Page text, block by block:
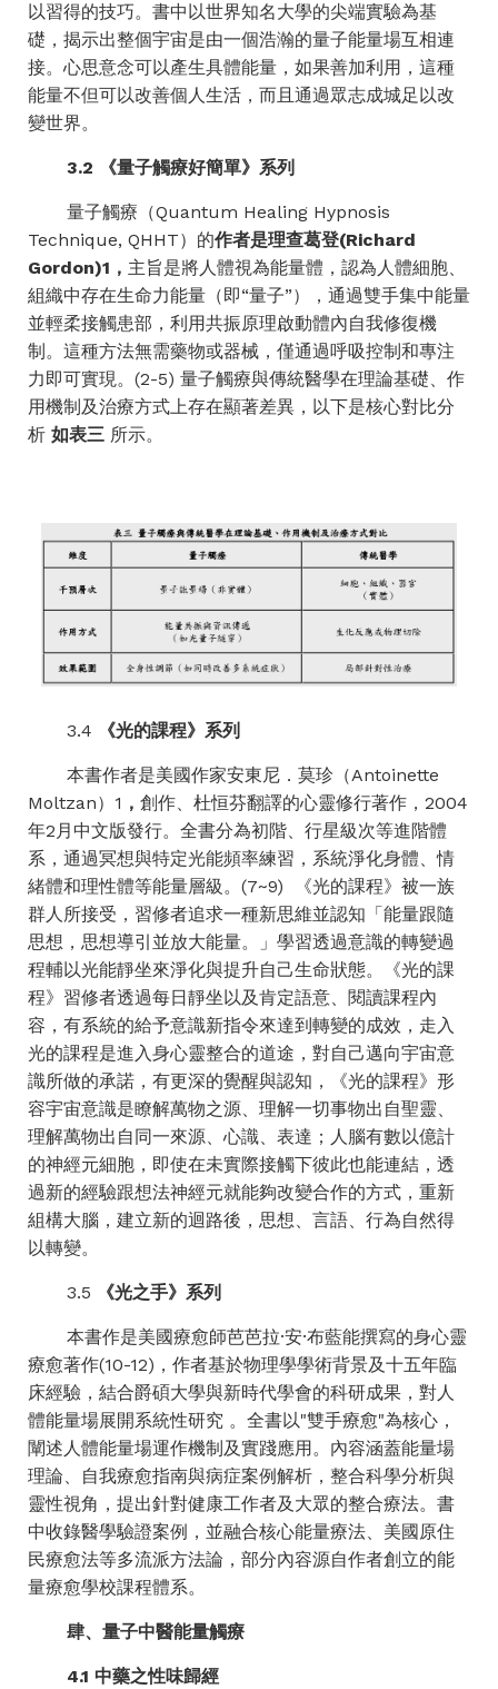
以習得的技巧。書中以世界知名大學的尖端實驗為基
礎，揭示出整個宇宙是由一個浩瀚的量子能量場互相連
接。心思意念可以產生具體能量，如果善加利用，這種
能量不但可以改善個人生活，而且通過眾志成城足以改
變世界。
3.2 《量子觸療好簡單》系列
量子觸療（Quantum Healing Hypnosis
Technique, QHHT）的作者是理查葛登(Richard
Gordon)1 ， 主旨是將人體視為能量體，認為人體細胞、
組織中存在生命力能量（即“量子”），通過雙手集中能量
並輕柔接觸患部，利用共振原理啟動體內自我修復機
制。這種方法無需藥物或器械，僅通過呼吸控制和專注
力即可實現。(2-5) 量子觸療與傳統醫學在理論基礎、作
用機制及治療方式上存在顯著差異，以下是核心對比分
析 如表三 所示。
3.4 《光的課程》系列
本書作者是美國作家安東尼．莫珍（Antoinette
Moltzan）1 ， 創作、杜恒芬翻譯的心靈修行著作，2004
年2月中文版發行。全書分為初階、行星級次等進階體
系，通過冥想與特定光能頻率練習，系統淨化身體、情
緒體和理性體等能量層級。(7~9) 《光的課程》被一族
群人所接受，習修者追求一種新思維並認知「能量跟隨
思想，思想導引並放大能量。」學習透過意識的轉變過
程輔以光能靜坐來淨化與提升自己生命狀態。《光的課
程》習修者透過每日靜坐以及肯定語意、閱讀課程內
容，有系統的給予意識新指令來達到轉變的成效，走入
光的課程是進入身心靈整合的道途，對自己邁向宇宙意
識所做的承諾，有更深的覺醒與認知，《光的課程》形
容宇宙意識是瞭解萬物之源、理解一切事物出自聖靈、
理解萬物出自同一來源、心識、表達；人腦有數以億計
的神經元細胞，即使在未實際接觸下彼此也能連結，透
過新的經驗跟想法神經元就能夠改變合作的方式，重新
組構大腦，建立新的迴路後，思想、言語、行為自然得
以轉變。
3.5 《光之手》系列
本書作是美國療愈師芭芭拉·安·布藍能撰寫的身心靈
療愈著作(10-12)，作者基於物理學學術背景及十五年臨
床經驗，結合爵碩大學與新時代學會的科研成果，對人
體能量場展開系統性研究 。全書以"雙手療愈"為核心，
闡述人體能量場運作機制及實踐應用。內容涵蓋能量場
理論、自我療愈指南與病症案例解析，整合科學分析與
靈性視角，提出針對健康工作者及大眾的整合療法。書
中收錄醫學驗證案例，並融合核心能量療法、美國原住
民療愈法等多流派方法論，部分內容源自作者創立的能
量療愈學校課程體系。
肆、量子中醫能量觸療
4.1 中藥之性味歸經